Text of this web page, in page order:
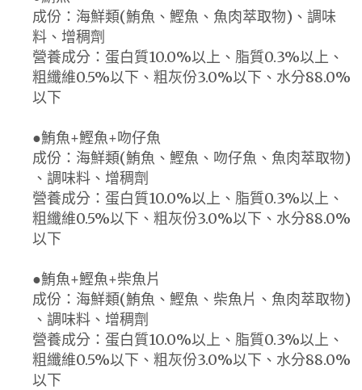
成份：海鮮類(鮪魚、鰹魚、魚肉萃取物)、調味
料、增稠劑
營養成分：蛋白質10.0%以上、脂質0.3%以上、
粗纖維0.5%以下、粗灰份3.0%以下、水分88.0%
以下
●鮪魚+鰹魚+吻仔魚
成份：海鮮類(鮪魚、鰹魚、吻仔魚、魚肉萃取物)
、調味料、增稠劑
營養成分：蛋白質10.0%以上、脂質0.3%以上、
粗纖維0.5%以下、粗灰份3.0%以下、水分88.0%
以下
●鮪魚+鰹魚+柴魚片
成份：海鮮類(鮪魚、鰹魚、柴魚片、魚肉萃取物)
、調味料、增稠劑
營養成分：蛋白質10.0%以上、脂質0.3%以上、
粗纖維0.5%以下、粗灰份3.0%以下、水分88.0%
以下